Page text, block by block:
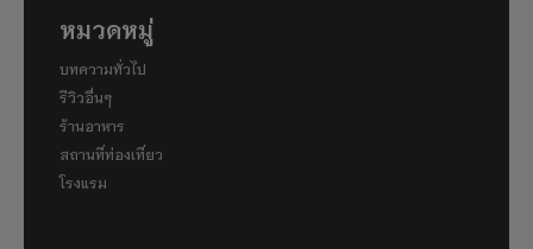
หมวดหมู่
บทความทั่วไป
รีวิวอื่นๆ
ร้านอาหาร
สถานที่ท่องเที่ยว
โรงแรม